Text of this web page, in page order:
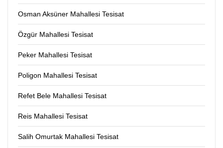
Osman Aksüner Mahallesi Tesisat
Özgür Mahallesi Tesisat
Peker Mahallesi Tesisat
Poligon Mahallesi Tesisat
Refet Bele Mahallesi Tesisat
Reis Mahallesi Tesisat
Salih Omurtak Mahallesi Tesisat